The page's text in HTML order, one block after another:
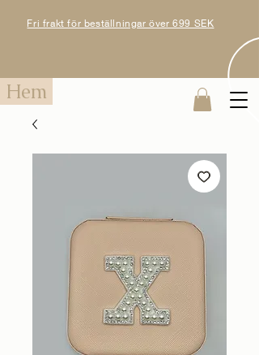
Fri frakt för beställningar över 699 SEK
Hem